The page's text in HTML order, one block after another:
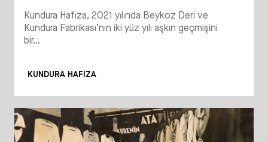
Kundura Hafıza, 2021 yılında Beykoz Deri ve
Kundura Fabrikası’nın iki yüz yılı aşkın geçmişini
bir...
KUNDURA HAFIZA